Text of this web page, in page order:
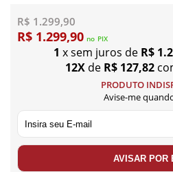
R$ 1.299,90
R$ 1.299,90 no PIX
1 x sem juros de R$
12Xde R$ 127,82
PRODUTO
Avise-me